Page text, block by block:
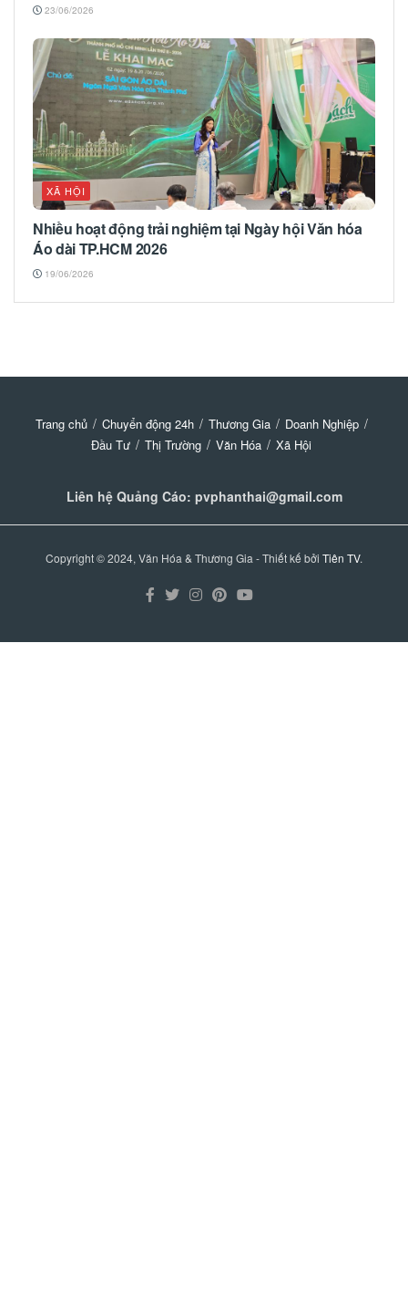
23/06/2026
XÃ HỘI
Nhiều hoạt động trải nghiệm tại Ngày hội Văn hóa
Áo dài TP.HCM 2026
19/06/2026
Trang chủ Chuyển động 24h Thương Gia
Doanh Nghiệp
Đầu Tư
Thị Trường Văn Hóa Xã Hội
Liên hệ Quảng Cáo: pvphanthai@gmail.com
Copyright © 2024, Văn Hóa & Thương Gia - Thiết kế bởi Tiên TV.